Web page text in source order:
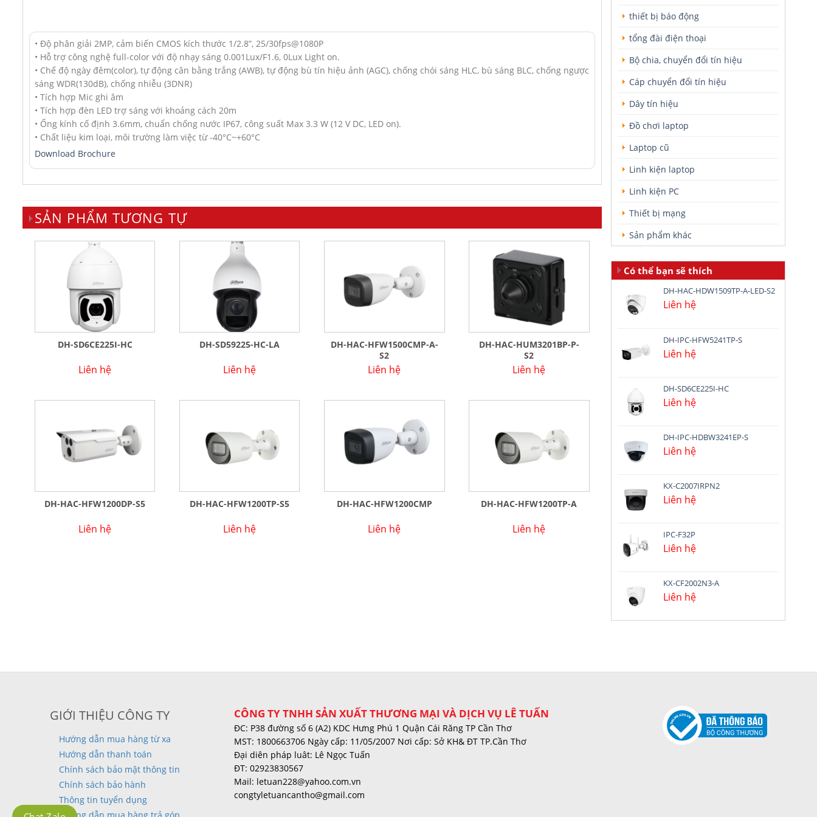
• Độ phân giải 2MP, cảm biến CMOS kích thước 1/2.8”, 25/30fps@1080P
• Hỗ trợ công nghệ full-color với độ nhạy sáng 0.001Lux/F1.6, 0Lux Light on.
• Chế độ ngày đêm(color), tự động cân bằng trắng (AWB), tự động bù tín hiệu ảnh (AGC), chống chói sáng HLC, bù sáng BLC, chống ngược
sáng WDR(130dB), chống nhiễu (3DNR)
• Tích hợp Mic ghi âm
• Tích hợp đèn LED trợ sáng với khoảng cách 20m
• Ống kính cố định 3.6mm, chuẩn chống nước IP67, công suất Max 3.3 W (12 V DC, LED on).
• Chất liệu kim loại, môi trường làm việc từ -40°C~+60°C
Download Brochure
SẢN PHẨM TƯƠNG TỰ
DH-SD6CE225I-HC
Liên hệ
DH-SD59225-HC-LA
Liên hệ
DH-HAC-HFW1500CMP-A-
S2
Liên hệ
DH-HAC-HUM3201BP-P-
S2
Liên hệ
DH-HAC-HFW1200DP-S5
Liên hệ
DH-HAC-HFW1200TP-S5
Liên hệ
DH-HAC-HFW1200CMP
Liên hệ
DH-HAC-HFW1200TP-A
Liên hệ
thiết bị báo động
tổng đài điện thoại
Bộ chia, chuyển đổi tín hiệu
Cáp chuyển đổi tín hiệu
Dây tín hiệu
Đồ chơi laptop
Laptop cũ
Linh kiện laptop
Linh kiện PC
Thiết bị mạng
Sản phẩm khác
Có thể bạn sẽ thích
DH-HAC-HDW1509TP-A-LED-S2
Liên hệ
DH-IPC-HFW5241TP-S
Liên hệ
DH-SD6CE225I-HC
Liên hệ
DH-IPC-HDBW3241EP-S
Liên hệ
KX-C2007IRPN2
Liên hệ
IPC-F32P
Liên hệ
KX-CF2002N3-A
Liên hệ
GIỚI THIỆU CÔNG TY
Hướng dẫn mua hàng từ xa
Hướng dẫn thanh toán
Chính sách bảo mật thông tin
Chính sách bảo hành
Thông tin tuyển dụng
CÔNG TY TNHH SẢN XUẤT THƯƠNG MẠI VÀ DỊCH VỤ LÊ TUẤN
ĐC: P38 đường số 6 (A2) KDC Hưng Phú 1 Quận Cái Răng TP Cần Thơ
MST: 1800663706 Ngày cấp: 11/05/2007 Nơi cấp: Sở KH& ĐT TP.Cần Thơ
Đại diên pháp luât: Lê Ngọc Tuấn
ĐT: 02923830567
Mail: letuan228@yahoo.com.vn
congtyletuancantho@gmail.com